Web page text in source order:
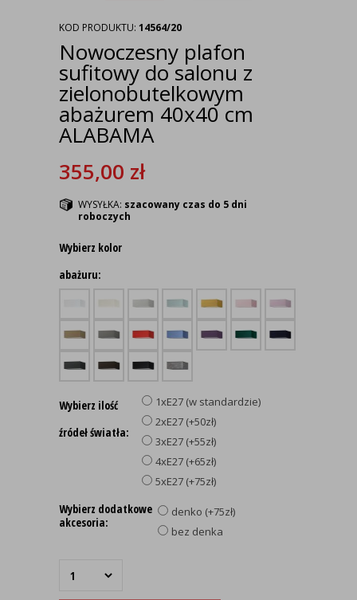
KOD PRODUKTU: 14564/20
Nowoczesny plafon
sufitowy do salonu z
zielonobutelkowym
abażurem 40x40 cm
ALABAMA
355,00 zł
WYSYŁKA: szacowany czas do 5 dni
roboczych
Wybierz kolor
abażuru:
Wybierz ilość
źródeł światła:
1xE27 (w standardzie)
2xE27 (+50zł)
3xE27 (+55zł)
4xE27 (+65zł)
5xE27 (+75zł)
Wybierz dodatkowe
akcesoria:
denko (+75zł)
bez denka